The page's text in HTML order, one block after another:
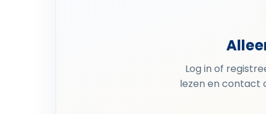
Log in of
lezen en contact